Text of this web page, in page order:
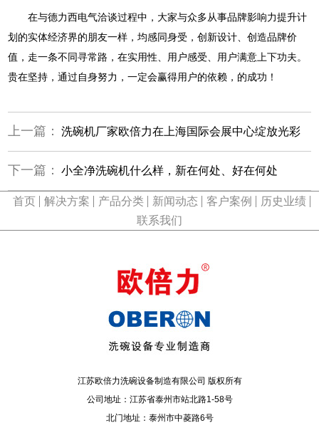
在与德力西电气洽谈过程中，大家与众多从事品牌影响力提升计
划的实体经济界的朋友一样，均感同身受，创新设计、创造品牌价
值，走一条不同寻常路，在实用性、用户感受、用户满意上下功夫。
贵在坚持，通过自身努力，一定会赢得用户的依赖，的成功！
上一篇： 洗碗机厂家欧倍力在上海国际会展中心绽放光彩
下一篇： 小全净洗碗机什么样，新在何处、好在何处
首页 解决方案 产品分类 新闻动态 客户案例
历史业绩
联系我们
江苏欧倍力洗碗设备制造有限公司 版权所有
公司地址：江苏省泰州市站北路1-58号
北门地址：泰州市中菱路6号